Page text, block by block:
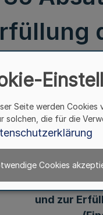
der
die Organe nach
und zur
Seite werden Cookies
solchen, die für die
Cookies